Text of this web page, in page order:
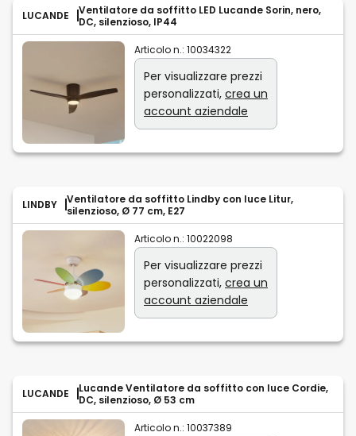
LUCANDE
Ventilatore da soffitto LED Lucande Sorin, nero,
DC, silenzioso, IP44
Articolo n.: 10034322
Per visualizzare prezzi
personalizzati, crea un
account aziendale
LINDBY
Ventilatore da soffitto Lindby con luce Litur,
silenzioso, Ø 77 cm, E27
Articolo n.: 10022098
Per visualizzare prezzi
personalizzati, crea un
account aziendale
LUCANDE
Lucande Ventilatore da soffitto con luce Cordie,
DC, silenzioso, Ø 53 cm
Articolo n.: 10037389